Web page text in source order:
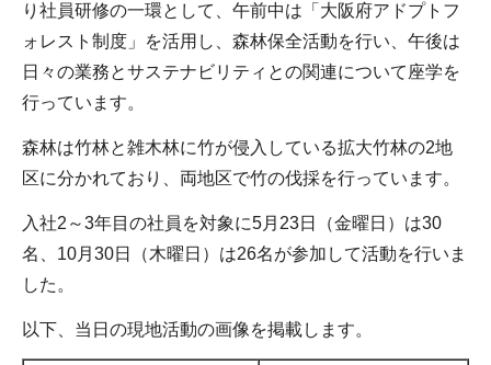
り社員研修の一環として、午前中は「大阪府アドプトフ
ォレスト制度」を活用し、森林保全活動を行い、午後は
日々の業務とサステナビリティとの関連について座学を
行っています。
森林は竹林と雑木林に竹が侵入している拡大竹林の2地
区に分かれており、両地区で竹の伐採を行っています。
入社2～3年目の社員を対象に5月23日（金曜日）は30
名、10月30日（木曜日）は26名が参加して活動を行いま
した。
以下、当日の現地活動の画像を掲載します。